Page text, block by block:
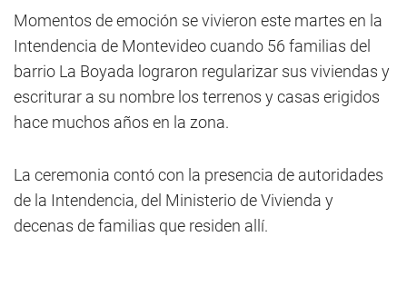
Momentos de emoción se vivieron este martes en la
Intendencia de Montevideo cuando 56 familias del
barrio La Boyada lograron regularizar sus viviendas y
escriturar a su nombre los terrenos y casas erigidos
hace muchos años en la zona.
La ceremonia contó con la presencia de autoridades
de la Intendencia, del Ministerio de Vivienda y
decenas de familias que residen allí.